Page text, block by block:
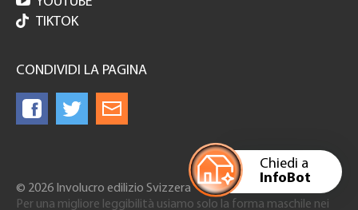
Chiedi a
InfoBot
TIKTOK
CONDIVIDI LA PAGINA
© 2026 Involucro edilizio Svizzera
Per una migliore leggibilità usiamo solo la forma maschile nei